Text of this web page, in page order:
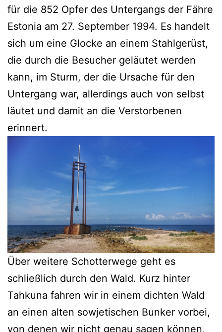
für die 852 Opfer des Untergangs der Fähre
Estonia am 27. September 1994. Es handelt
sich um eine Glocke an einem Stahlgerüst,
die durch die Besucher geläutet werden
kann, im Sturm, der die Ursache für den
Untergang war, allerdings auch von selbst
läutet und damit an die Verstorbenen
erinnert.
Über weitere Schotterwege geht es
schließlich durch den Wald. Kurz hinter
Tahkuna fahren wir in einem dichten Wald
an einen alten sowjetischen Bunker vorbei,
von denen wir nicht genau sagen können,